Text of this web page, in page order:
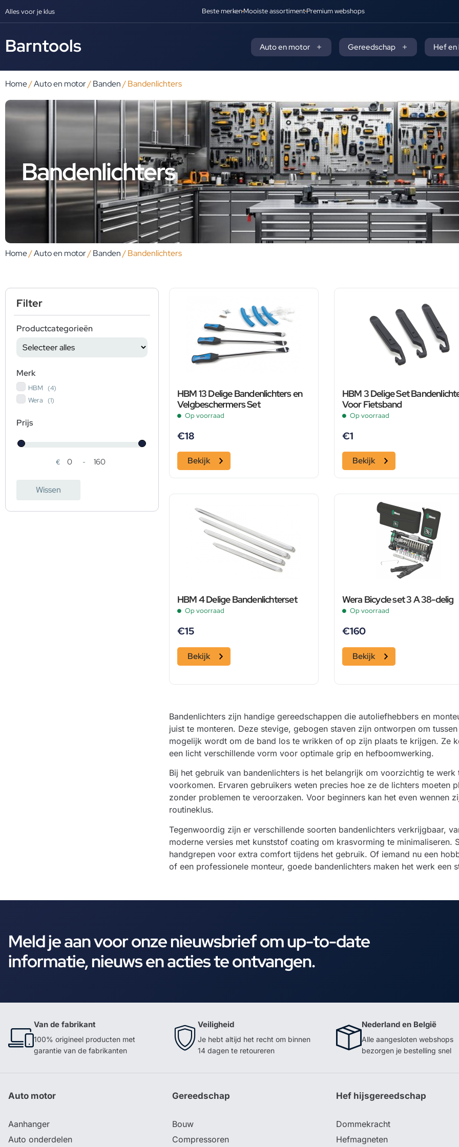
Alles voor je klus Beste merkenMooiste assortimentPremium webshops
Barntools Auto en motor Gereedschap Hef en
Home/Auto en motor/Banden/ Bandenlichters
Bandenlichters
Home/Auto en motor/Banden/ Bandenlichters
Filter
Productcategorieën
Merk
HBM (4)
Wera (1)
Prijs
€
Minimale prijs
-
Maximale prijs
Wissen
HBM 13 Delige Bandenlichters en
Velgbeschermers Set
Op voorraad
€18
Bekijk
HBM 3 Delige Set
Voor Fietsband
Op voorraad
€1
Bekijk
HBM 4 Delige Bandenlichterset
Op voorraad
€15
Bekijk
Wera Bicycle set 3 A 38-delig
Op voorraad
€160
Bekijk
Bandenlichters zijn handige gereedschappen die autoliefhebbers en
juist te monteren. Deze stevige, gebogen staven zijn ontworpen om
mogelijk wordt om de band los te wrikken of op zijn plaats te krijgen. Ze
een licht verschillende vorm voor optimale grip en hefboomwerking.
Bij het gebruik van bandenlichters is het belangrijk om voorzichtig te
voorkomen. Ervaren gebruikers weten precies hoe ze de lichters moeten
zonder problemen te veroorzaken. Voor beginners kan het even wennen
routineklus.
Tegenwoordig zijn er verschillende soorten bandenlichters verkrijgbaar,
moderne versies met kunststof coating om krasvorming te minimaliseren.
handgrepen voor extra comfort tijdens het gebruik. Of iemand nu een
of een professionele monteur, goede bandenlichters maken het werk een
Meld je aan voor onze nieuwsbrief om up-to-date
informatie, nieuws en acties te ontvangen.
Van de fabrikant
100% origineel producten met
garantie van de fabrikanten
Veiligheid
Je hebt altijd het recht om binnen
14 dagen te retoureren
Nederland en België
Alle aangesloten webshops
bezorgen je bestelling snel
Auto motor
Aanhanger
Auto onderdelen
Gereedschap
Bouw
Compressoren
Hef hijsgereedschap
Dommekracht
Hefmagneten